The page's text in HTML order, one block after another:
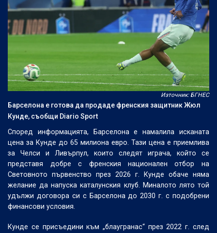
Източник: БГНЕС
Барселона е готова да продаде френския защитник Жюл
Кунде, съобщи Diario Sport
Според информацията, Барселона е намалила исканата
цена за Кунде до 65 милиона евро. Тази цена е приемлива
за Челси и Ливърпул, които следят играча, който се
представя добре с френския национален отбор на
Световното първенство през 2026 г. Кунде обаче няма
желание да напуска каталунския клуб. Миналото лято той
удължи договора си с Барселона до 2030 г. с подобрени
финансови условия.
Кунде се присъедини към „блаугранас“ през 2022 г. след